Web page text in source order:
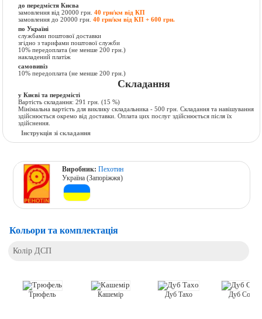
до передмістя Києва
замовлення від 20000 грн.40 грн/км від КП
замовлення до 20000 грн.40 грн/км від КП + 600 грн.
по Україні
службами поштової доставки
згідно з тарифами поштової служби
10% передоплата (не менше 200 грн.)
накладений платіж
самовивіз
10% передоплата (не менше 200 грн.)
Складання
у Києві та передмісті
Вартість складання:291 грн. (15 %)
Мінімальна вартість для виклику складальника - 500 грн. Складання та навішування
здійснюється окремо від доставки. Оплата цих послуг здійснюється після їх
здійснення.
Інструкція зі складання
Виробник:Пехотин
Україна (Запоріжжя)
Кольори та комплектація
Колір ДСП
Трюфель Кашемір Дуб Тахо Дуб